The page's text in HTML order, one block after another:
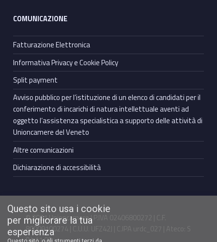
COMUNICAZIONE
Fatturazione Elettronica
Informativa Privacy e Cookie Policy
Split payment
Avviso pubblico per l’istituzione di un elenco di candidati per il
conferimento di incarichi di natura intellettuale aventi ad
oggetto l’assistenza specialistica a supporto delle attività di
Unioncamere del Veneto
Altre comunicazioni
Dichiarazione di accessibilità
© 2021 Unioncamere | P.IVA 02406800272 | C.F.
80009100274 | C.U.U. UFZ42J | C.IPA urdc_027 | Ateco: S
Questo sito usa i cookie
per migliorare la tua
esperienza